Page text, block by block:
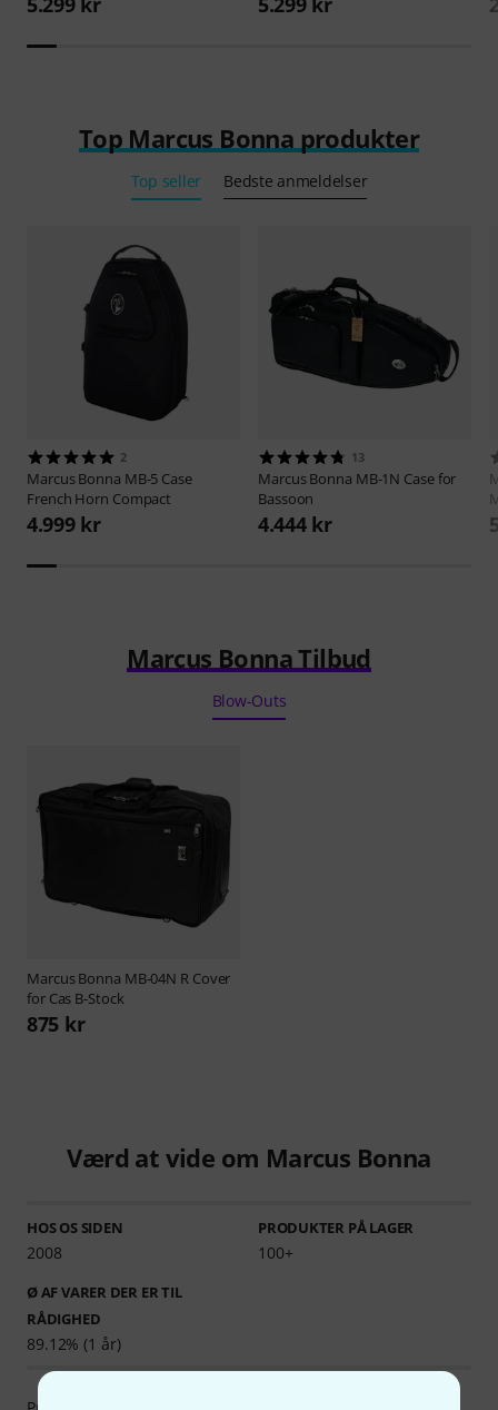
Top Marcus Bonna produkter
Top seller Bedste anmeldelser
2
Marcus Bonna MB-5 Case
French Horn Compact
4.999 kr
13
Marcus Bonna MB-1N Case for
Bassoon
4.444 kr
Marcus Bonna Tilbud
Blow-Outs
Marcus Bonna MB-04N R Cover
for Cas B-Stock
875 kr
Værd at vide om Marcus Bonna
HOS OS SIDEN
2008
PRODUKTER PÅ LAGER
100+
Ø AF VARER DER ER TIL
RÅDIGHED
89.12% (1 år)